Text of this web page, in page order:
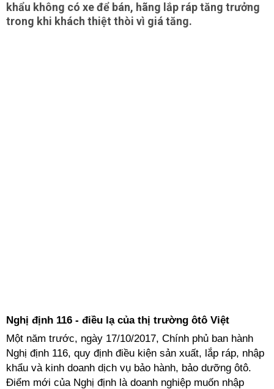
khẩu không có xe để bán, hãng lắp ráp tăng trưởng
trong khi khách thiệt thòi vì giá tăng.
Nghị định 116 - điều lạ của thị trường ôtô Việt
Một năm trước, ngày 17/10/2017, Chính phủ ban hành
Nghị định 116, quy định điều kiện sản xuất, lắp ráp, nhập
khẩu và kinh doanh dịch vụ bảo hành, bảo dưỡng ôtô.
Điểm mới của Nghị định là doanh nghiệp muốn nhập